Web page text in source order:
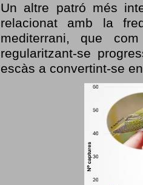
Un altre patró més
relacionat amb la
mediterrani, que
regularitzant-se
escàs a convertint-se